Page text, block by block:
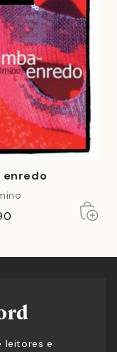
enredo
leitores e